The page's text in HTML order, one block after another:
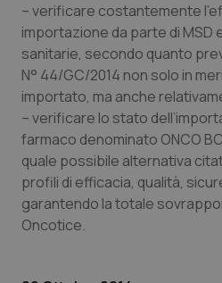
Psoriasi & pelle
Quotidiano Cardiologia
Quotidiano Chirurgia
Quotidiano Oncologia
Quotidiano Pediatria
– verificare costantemente
importazione da parte di MSD
sanitarie, secondo quanto
N° 44/GC/2014 non solo in
importato, ma anche
– verificare lo stato
farmaco denominato ONCO
quale possibile alternativa
profili di efficacia, qualità,
garantendo la totale
Oncotice.